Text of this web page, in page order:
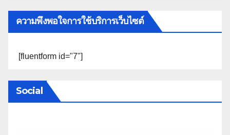
ความพึงพอใจการใช้บริการเว็บไซต์
[fluentform id="7"]
Social